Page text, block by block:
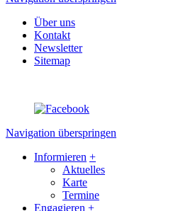
Über uns
Kontakt
Newsletter
Sitemap
Navigation überspringen
Informieren +
Aktuelles
Karte
Termine
Engagieren +